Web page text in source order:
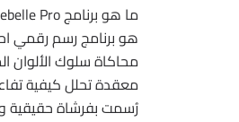
ما هو برنامج Escape Motions Rebelle Pro؟
محاكاة سلوك الألوان
معقدة تحلل كيفية
رُسمت بفرشاة حقيقية